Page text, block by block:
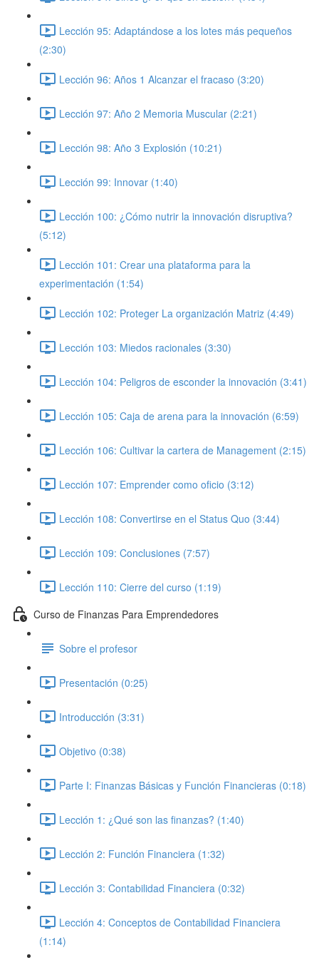
Lección 95: Adaptándose a los lotes más pequeños
(2:30)
Lección 96: Años 1 Alcanzar el fracaso (3:20)
Lección 97: Año 2 Memoria Muscular (2:21)
Lección 98: Año 3 Explosión (10:21)
Lección 99: Innovar (1:40)
Lección 100: ¿Cómo nutrir la innovación disruptiva?
(5:12)
Lección 101: Crear una plataforma para la
experimentación (1:54)
Lección 102: Proteger La organización Matriz (4:49)
Lección 103: Miedos racionales (3:30)
Lección 104: Peligros de esconder la innovación (3:41)
Lección 105: Caja de arena para la innovación (6:59)
Lección 106: Cultivar la cartera de Management (2:15)
Lección 107: Emprender como oficio (3:12)
Lección 108: Convertirse en el Status Quo (3:44)
Lección 109: Conclusiones (7:57)
Lección 110: Cierre del curso (1:19)
Curso de Finanzas Para Emprendedores
Sobre el profesor
Presentación (0:25)
Introducción (3:31)
Objetivo (0:38)
Parte I: Finanzas Básicas y Función Financieras (0:18)
Lección 1: ¿Qué son las finanzas? (1:40)
Lección 2: Función Financiera (1:32)
Lección 3: Contabilidad Financiera (0:32)
Lección 4: Conceptos de Contabilidad Financiera
(1:14)